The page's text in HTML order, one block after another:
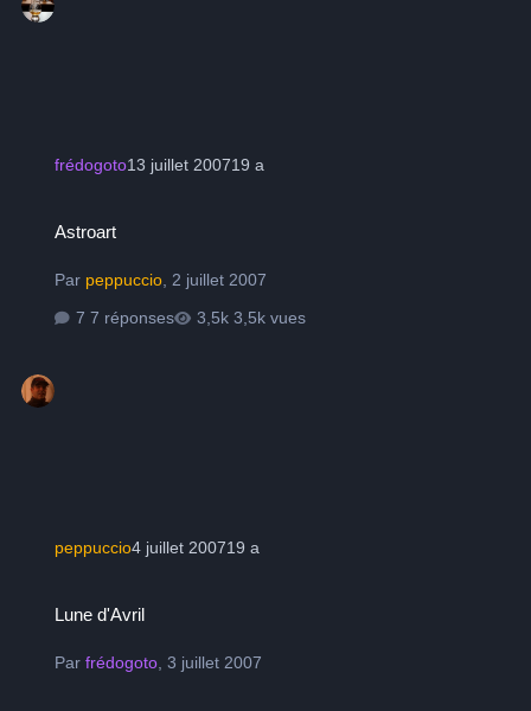
frédogoto13 juillet 200719 a
Astroart
Par peppuccio,2 juillet 2007
7 réponses
3,5k vues
peppuccio4 juillet 200719 a
Lune d'Avril
Parfrédogoto,3 juillet 2007